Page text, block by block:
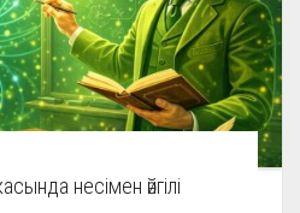
несімен әйгілі